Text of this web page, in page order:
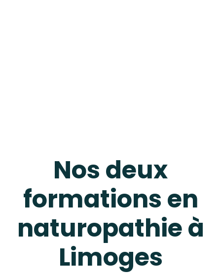
Nos deux
formations en
naturopathie à
Limoges